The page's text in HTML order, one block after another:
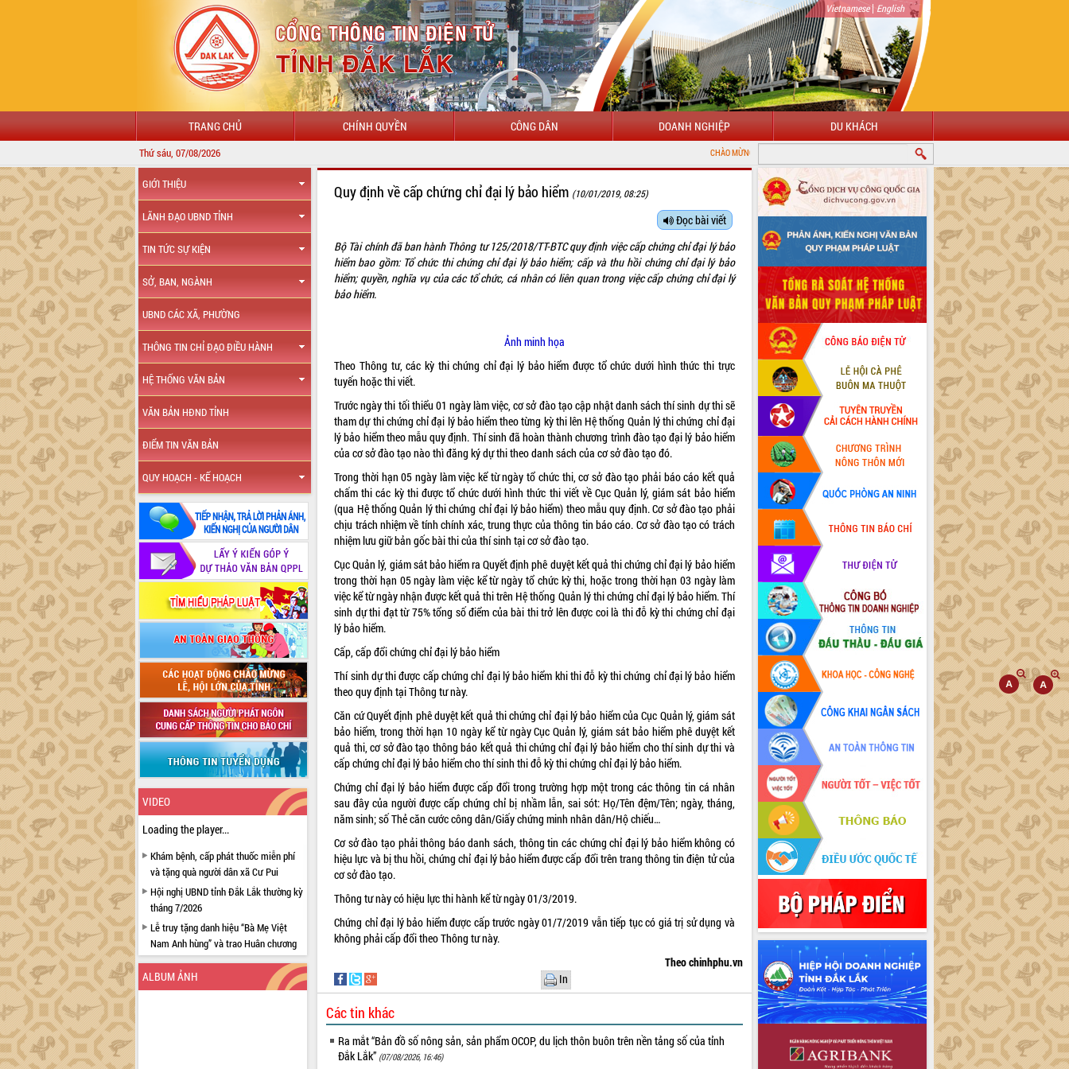
Vietnamese| English
TRANG CHỦ CHÍNH QUYỀN CÔNG DÂN DOANH NGHIỆP DU KHÁCH
Thứ sáu, 07/08/2026 CHÀO MỪNG ĐẾN VỚI CỔNG THÔNG TIN ĐIỆN TỬ TỈNH ĐẮK LẮK
GIỚI THIỆU
LÃNH ĐẠO UBND TỈNH
TIN TỨC SỰ KIỆN
SỞ, BAN, NGÀNH
UBND CÁC XÃ, PHƯỜNG
THÔNG TIN CHỈ ĐẠO ĐIỀU HÀNH
HỆ THỐNG VĂN BẢN
VĂN BẢN HĐND TỈNH
ĐIỂM TIN VĂN BẢN
QUY HOẠCH - KẾ HOẠCH
VIDEO
Loading the player...
Khám bệnh, cấp phát thuốc miễn phí
và tặng quà người dân xã Cư Pui
Hội nghị UBND tỉnh Đắk Lắk thường kỳ
tháng 7/2026
Lễ truy tặng danh hiệu “Bà Mẹ Việt
Nam Anh hùng” và trao Huân chương
Lao động
UBND tỉnh Đắk Lắk triển khai nhiệm
vụ 6 tháng cuối năm 2026
ALBUM ẢNH
Quy định về cấp chứng chỉ đại lý bảo hiểm (10/01/2019, 08:25)
Đọc bài viết
Bộ Tài chính đã ban hành Thông tư125/2018/TT-BTCquy định việc cấp chứng chỉ đại lý bảo
hiểm bao gồm: Tổ chức thi chứng chỉ đại lý bảo hiểm; cấp và thu hồi chứng chỉ đại lý bảo
hiểm; quyền, nghĩa vụ của các tổ chức, cá nhân có liên quan trong việc cấp chứng chỉ đại lý
bảo hiểm.
Ảnh minh họa
Theo Thông tư, các kỳ thi chứng chỉ đại lý bảo hiểm được tổ chức dưới hình thức thi trực
tuyến hoặc thi viết.
Trước ngày thi tối thiểu 01 ngày làm việc, cơ sở đào tạo cập nhật danh sách thí sinh dự thi sẽ
tham dự thi chứng chỉ đại lý bảo hiểm theo từng kỳ thi lên Hệ thống Quản lý thi chứng chỉ đại
lý bảo hiểm theo mẫu quy định. Thí sinh đã hoàn thành chương trình đào tạo đại lý bảo hiểm
của cơ sở đào tạo nào thì đăng ký dự thi theo danh sách của cơ sở đào tạo đó.
Trong thời hạn 05 ngày làm việc kể từ ngày tổ chức thi, cơ sở đào tạo phải báo cáo kết quả
chấm thi các kỳ thi được tổ chức dưới hình thức thi viết về Cục Quản lý, giám sát bảo hiểm
(qua Hệ thống Quản lý thi chứng chỉ đại lý bảo hiểm) theo mẫu quy định. Cơ sở đào tạo phải
chịu trách nhiệm về tính chính xác, trung thực của thông tin báo cáo. Cơ sở đào tạo có trách
nhiệm lưu giữ bản gốc bài thi của thí sinh tại cơ sở đào tạo.
Cục Quản lý, giám sát bảo hiểm ra Quyết định phê duyệt kết quả thi chứng chỉ đại lý bảo hiểm
trong thời hạn 05 ngày làm việc kể từ ngày tổ chức kỳ thi, hoặc trong thời hạn 03 ngày làm
việc kể từ ngày nhận được kết quả thi trên Hệ thống Quản lý thi chứng chỉ đại lý bảo hiểm. Thí
sinh dự thi đạt từ 75% tổng số điểm của bài thi trở lên được coi là thi đỗ kỳ thi chứng chỉ đại
lý bảo hiểm.
Cấp, cấp đổi chứng chỉ đại lý bảo hiểm
Thí sinh dự thi được cấp chứng chỉ đại lý bảo hiểm khi thi đỗ kỳ thi chứng chỉ đại lý bảo hiểm
theo quy định tại Thông tư này.
Căn cứ Quyết định phê duyệt kết quả thi chứng chỉ đại lý bảo hiểm của Cục Quản lý, giám sát
bảo hiểm, trong thời hạn 10 ngày kể từ ngày Cục Quản lý, giám sát bảo hiểm phê duyệt kết
quả thi, cơ sở đào tạo thông báo kết quả thi chứng chỉ đại lý bảo hiểm cho thí sinh dự thi và
cấp chứng chỉ đại lý bảo hiểm cho thí sinh thi đỗ kỳ thi chứng chỉ đại lý bảo hiểm.
Chứng chỉ đại lý bảo hiểm được cấp đổi trong trường hợp một trong các thông tin cá nhân
sau đây của người được cấp chứng chỉ bị nhầm lẫn, sai sót: Họ/Tên đệm/Tên; ngày, tháng,
năm sinh; số Thẻ căn cước công dân/Giấy chứng minh nhân dân/Hộ chiếu…
Cơ sở đào tạo phải thông báo danh sách, thông tin các chứng chỉ đại lý bảo hiểm không có
hiệu lực và bị thu hồi, chứng chỉ đại lý bảo hiểm được cấp đổi trên trang thông tin điện tử của
cơ sở đào tạo.
Thông tư này có hiệu lực thi hành kể từ ngày 01/3/2019.
Chứng chỉ đại lý bảo hiểm được cấp trước ngày 01/7/2019 vẫn tiếp tục có giá trị sử dụng và
không phải cấp đổi theo Thông tư này.
Theo chinhphu.vn
In
Các tin khác
Ra mắt “Bản đồ số nông sản, sản phẩm OCOP, du lịch thôn buôn trên nền tảng số của tỉnh
Đắk Lắk” (07/08/2026, 16:46)